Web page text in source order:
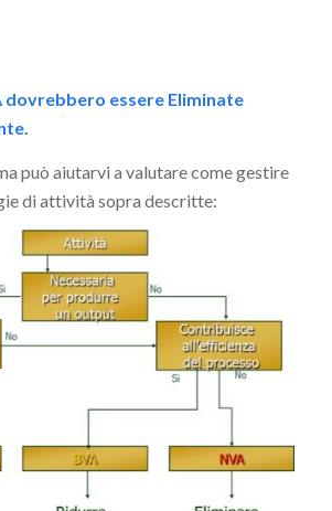
dovrebbero essere Eliminate
può aiutarvi a valutare come gestire
di attività sopra descritte: